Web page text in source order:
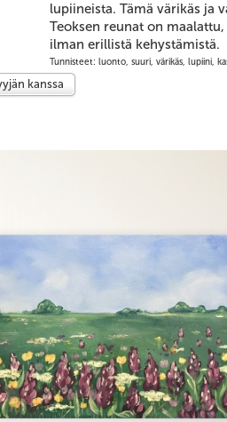
lupiineista. Tämä värikäs ja
Teoksen reunat on
ilman erillistä kehystämistä.
Tunnisteet: luonto, suuri, värikäs, lupiini,
kanssa